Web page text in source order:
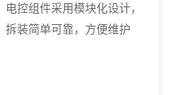
电控组件采用模块化设计，
拆装简单可靠，方便维护